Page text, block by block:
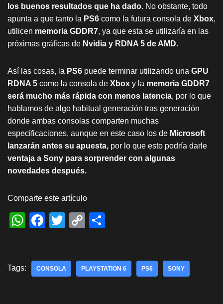
los buenos resultados que ha dado. No obstante, todo
apunta a que tanto la PS6 como la futura consola de Xbox,
utilicen memoria GDDR7, ya que esta se utilizaría en las
próximas gráficas de Nvidia y RDNA 5 de AMD.
Así las cosas, la PS6 puede terminar utilizando una GPU
RDNA 5 como la consola de Xbox y la memoria GDDR7
será mucho más rápida con menos latencia, por lo que
hablamos de algo habitual generación tras generación
donde ambas consolas comparten muchas
especificaciones, aunque en este caso los de Microsoft
lanzarán antes su apuesta, por lo que esto podría darle
ventaja a Sony para sorprender con algunas
novedades después.
Comparte este artículo
W
s
F
e
T
er
C
y
e
Tags: CONSOLA PLAYSTATION 6 PS6 SONY